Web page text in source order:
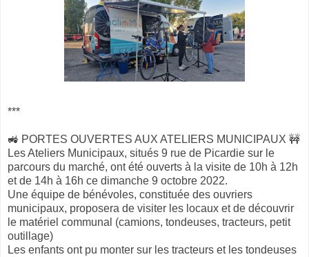
***
🚜 PORTES OUVERTES AUX ATELIERS MUNICIPAUX 🚧
Les Ateliers Municipaux, situés 9 rue de Picardie sur le
parcours du marché, ont été ouverts à la visite de 10h à 12h
et de 14h à 16h ce dimanche 9 octobre 2022.
Une équipe de bénévoles, constituée des ouvriers
municipaux, proposera de visiter les locaux et de découvrir
le matériel communal (camions, tondeuses, tracteurs, petit
outillage)
Les enfants ont pu monter sur les tracteurs et les tondeuses